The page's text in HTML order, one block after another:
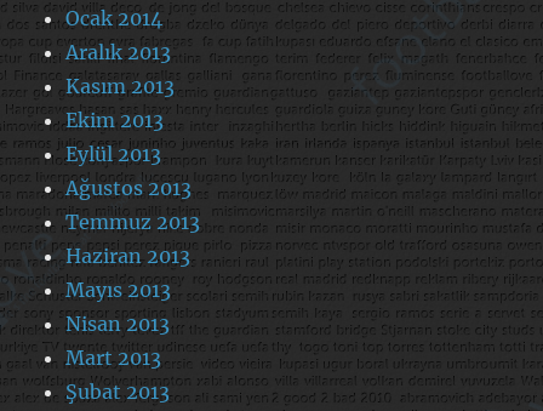
Ocak 2014
Aralık 2013
Kasım 2013
Ekim 2013
Eylül 2013
Ağustos 2013
Temmuz 2013
Haziran 2013
Mayıs 2013
Nisan 2013
Mart 2013
Şubat 2013